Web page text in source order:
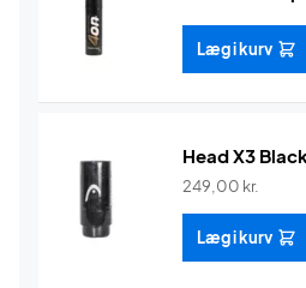
Læg i kurv
Head X3
249,00 kr.
Læg i kurv